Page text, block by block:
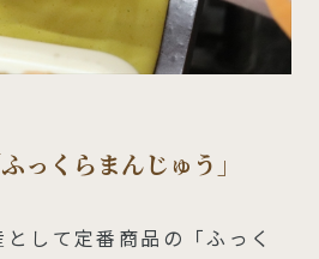
っくらまんじゅう」
して定番商品の「ふっく